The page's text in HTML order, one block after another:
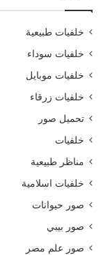
خلفيات طبيعية
خلفيات سوداء
خلفيات موبايل
خلفيات زرقاء
تحميل صور
خلفيات
مناظر طبيعية
خلفيات اسلامية
صور حيوانات
صور بيبي
صور علم مصر